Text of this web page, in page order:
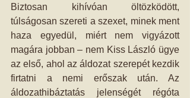
Biztosan kihívóan öltözködött,
túlságosan szereti a szexet, minek ment
haza egyedül, miért nem vigyázott
magára jobban – nem Kiss László ügye
az első, ahol az áldozat szerepét kezdik
firtatni a nemi erőszak után. Az
áldozathibáztatás jelenségét régóta